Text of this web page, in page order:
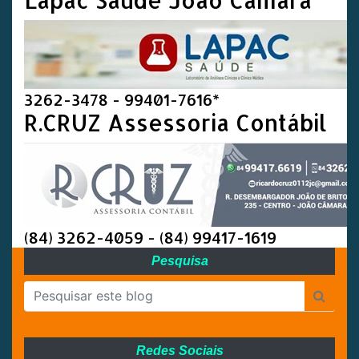
3262-3478 - 99401-7616*
R.CRUZ Assessoria Contábil
(84) 3262-4059 - (84) 99417-1619
Pesquisa
Redes Sociais